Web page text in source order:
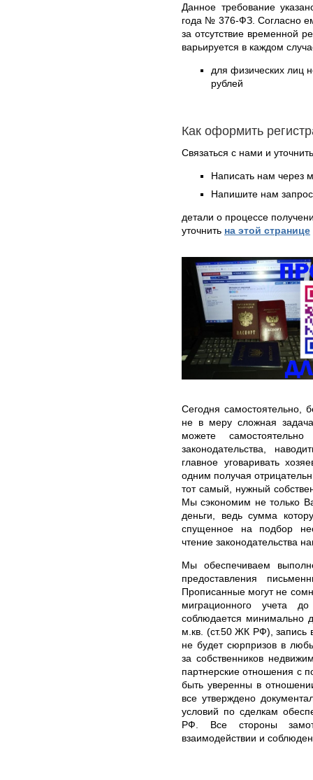
Данное требование
года № 376-ФЗ. Согласно
за отсутствие временной
варьируется в каждом
для физических лиц
рублей
Как оформить
Связаться с нами и
Написать нам через
Напишите нам
детали о процессе
уточнить на этой странице
Сегодня самостоятельно,
не в меру сложная
можете
законодательства,
главное уговаривать
одним получая
тот самый, нужный
Мы сэкономим не только
деньги, ведь сумма
спущенное на подбор
чтение законодательства
Мы обеспечиваем
предоставления
Прописанные могут не
миграционного учета
соблюдается минимально
м.кв. (ст.50 ЖК РФ), запись
не будет сюрпризов в
за собственников
партнерские отношения с
быть уверенны в
все утверждено
условий по сделкам
РФ. Все стороны
взаимодействии и